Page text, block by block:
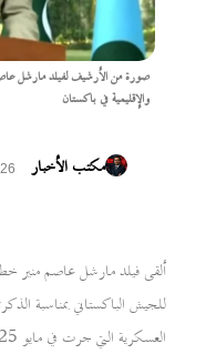
صورة من الأرشيف لفيلد مارشل
والإقليمية في باكستان
مكتب الأخبار
ألقى فيلد مارشل عاصم منير
للجيش الباكستاني بمناسبة
العسكرية التي جرت في مايو 2025 بين باكستان والهند